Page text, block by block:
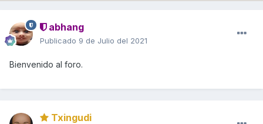
abhang
Publicado 9 de Julio del 2021
Bienvenido al foro.
Txingudi